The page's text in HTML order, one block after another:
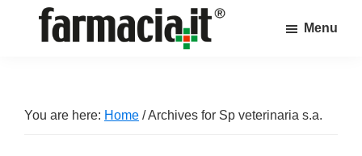
sul
Menu
You are here: Home /Archives for Sp veterinaria s.a.